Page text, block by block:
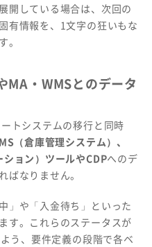
開している場合は、次回の
有情報を、1文字の狂いもな
。
MA・WMSとのデータ
トシステムの移行と同時
（倉庫管理システム）、
ョン）ツールやCDPへのデ
ばなりません。
」や「入金待ち」といった
す。これらのステータスが
う、要件定義の段階で各ベ